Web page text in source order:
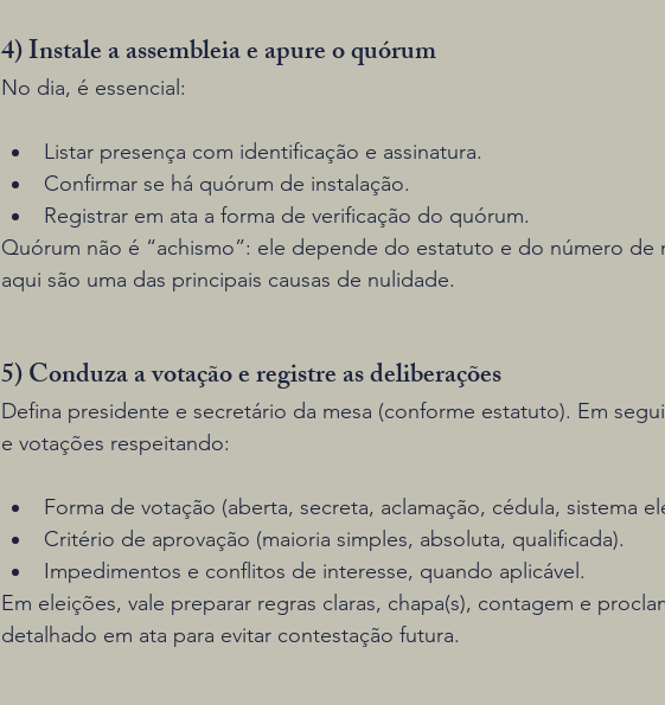
4) Instale a assembleia e apure o quórum
No dia, é essencial:
Listar presença com identificação e assinatura.
Confirmar se há quórum de instalação.
Registrar em ata a forma de verificação do quórum.
Quórum não é “achismo”: ele depende do estatuto e do número de
aqui são uma das principais causas de nulidade.
5) Conduza a votação e registre as deliberações
Defina presidente e secretário da mesa (conforme estatuto). Em
e votações respeitando:
Forma de votação (aberta, secreta, aclamação, cédula, sistema
Critério de aprovação (maioria simples, absoluta, qualificada).
Impedimentos e conflitos de interesse, quando aplicável.
Em eleições, vale preparar regras claras, chapa(s), contagem e
detalhado em ata para evitar contestação futura.